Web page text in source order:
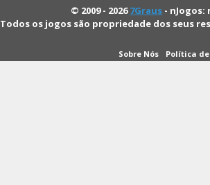
© 2009 - 20267Graus -
Todos os jogos são propriedade dos seus
Sobre Nós Política